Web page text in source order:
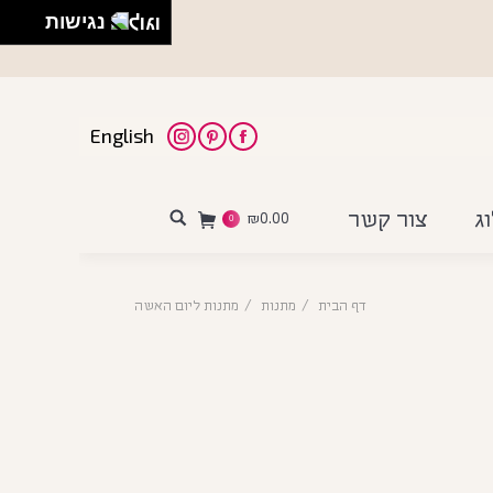
Facebook
Pinterest
Instagram
English
צור קשר ₪0.00
0
Search:
דף הבית מתנות מתנות ליום האשה
נגישות